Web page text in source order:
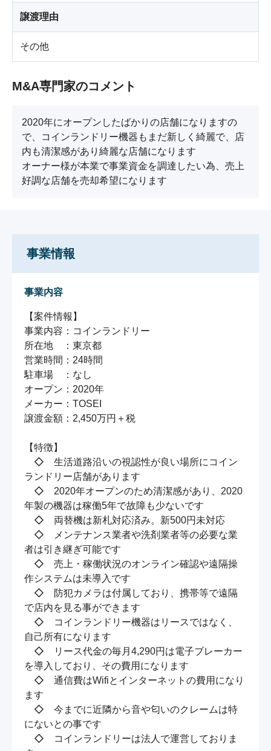
譲渡理由
その他
M&A専門家のコメント
2020年にオープンしたばかりの店舗になりますの
で、コインランドリー機器もまだ新しく綺麗で、店
内も清潔感があり綺麗な店舗になります
オーナー様が本業で事業資金を調達したい為、売上
好調な店舗を売却希望になります
事業情報
事業内容
【案件情報】
事業内容：コインランドリー
所在地　：東京都
営業時間：24時間
駐車場　：なし
オープン：2020年
メーカー：TOSEI
譲渡金額：2,450万円＋税
【特徴】
◇　生活道路沿いの視認性が良い場所にコイン
ランドリー店舗があります
◇　2020年オープンのため清潔感があり、2020
年製の機器は稼働5年で故障も少ないです
◇　両替機は新札対応済み。新500円未対応
◇　メンテナンス業者や洗剤業者等の必要な業
者は引き継ぎ可能です
◇　売上・稼働状況のオンライン確認や遠隔操
作システムは未導入です
◇　防犯カメラは付属しており、携帯等で遠隔
で店内を見る事ができます
◇　コインランドリー機器はリースではなく、
自己所有になります
◇　リース代金の毎月4,290円は電子ブレーカー
を導入しており、その費用になります
◇　通信費はWifiとインターネットの費用になり
ます
◇　今までに近隣から音や匂いのクレームは特
にないとの事です
◇　コインランドリーは法人で運営しておりま